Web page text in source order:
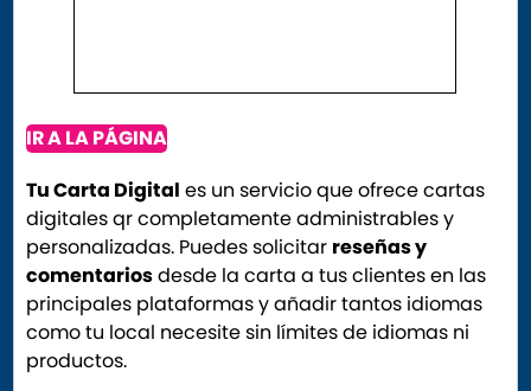
IR A LA PÁGINA
Tu Carta Digital es un servicio que ofrece cartas
digitales qr completamente administrables y
personalizadas. Puedes solicitar reseñas y
comentariosdesde la carta a tus clientes en las
principales plataformas y añadir tantos idiomas
como tu local necesite sin límites de idiomas ni
productos.